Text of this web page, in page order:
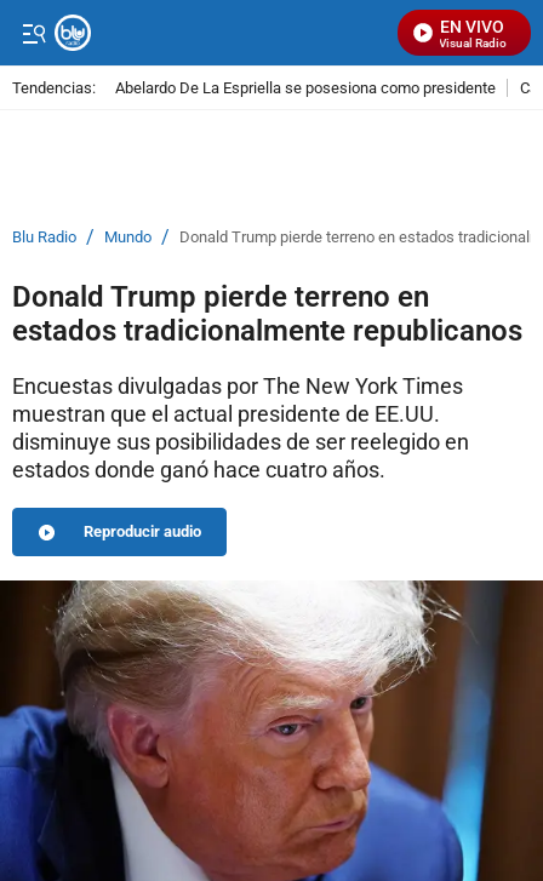
EN VIVO
Señal Visual Radio
Tendencias: Abelardo De La Espriella se posesiona como presidente
Blu Radio / Mundo / Donald Trump pierde terreno en estados
Donald Trump pierde terreno en
estados tradicionalmente republicanos
Encuestas divulgadas por The New York Times
muestran que el actual presidente de EE.UU.
disminuye sus posibilidades de ser reelegido en
estados donde ganó hace cuatro años.
Reproducir audio